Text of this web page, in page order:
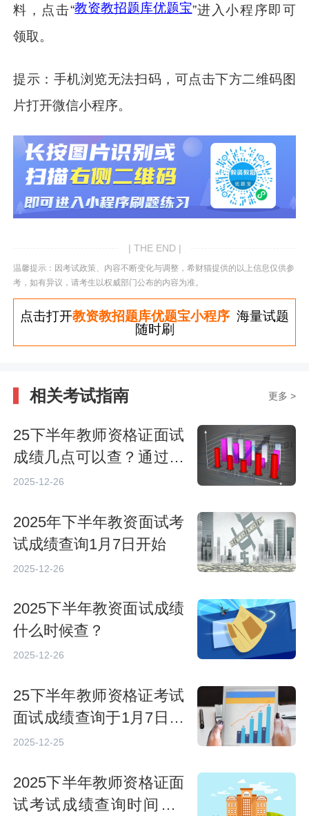
料，点击“教资教招题库优题宝”进入小程序即可
领取。
提示：手机浏览无法扫码，可点击下方二维码图
片打开微信小程序。
| THE END |
温馨提示：因考试政策、内容不断变化与调整，希财猫提供的以上信息仅供参
考，如有异议，请考生以权威部门公布的内容为准。
点击打开教资教招题库优题宝小程序 海量试题
随时刷
相关考试指南 更多 >
25下半年教师资格证面试
成绩几点可以查？通过后
多久拿证？
2025-12-26
2025年下半年教资面试考
试成绩查询1月7日开始
2025-12-26
2025下半年教资面试成绩
什么时候查？
2025-12-26
25下半年教师资格证考试
面试成绩查询于1月7日开
始
2025-12-25
2025下半年教师资格证面
试考试成绩查询时间是1